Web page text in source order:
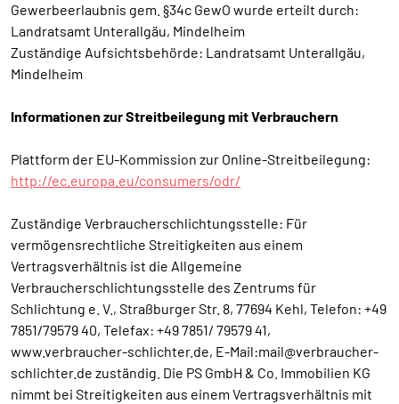
Gewerbeerlaubnis gem. §34c GewO wurde erteilt durch:
Landratsamt Unterallgäu, Mindelheim
Zuständige Aufsichtsbehörde: Landratsamt Unterallgäu,
Mindelheim
Informationen zur Streitbeilegung mit Verbrauchern
Plattform der EU-Kommission zur Online-Streitbeilegung:
http://ec.europa.eu/consumers/odr/
Zuständige Verbraucherschlichtungsstelle: Für
vermögensrechtliche Streitigkeiten aus einem
Vertragsverhältnis ist die Allgemeine
Verbraucherschlichtungsstelle des Zentrums für
Schlichtung e. V., Straßburger Str. 8, 77694 Kehl, Telefon: +49
7851/79579 40, Telefax: +49 7851/ 79579 41,
www.verbraucher-schlichter.de, E-Mail:mail@verbraucher-
schlichter.de zuständig. Die PS GmbH & Co. Immobilien KG
nimmt bei Streitigkeiten aus einem Vertragsverhältnis mit